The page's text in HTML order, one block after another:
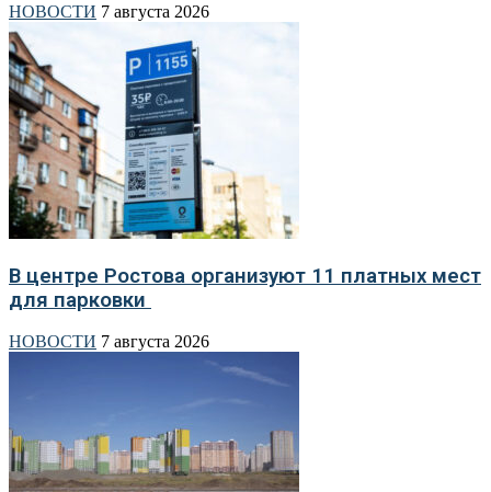
НОВОСТИ 7 августа 2026
В центре Ростова организуют 11 платных мест
для парковки
НОВОСТИ 7 августа 2026